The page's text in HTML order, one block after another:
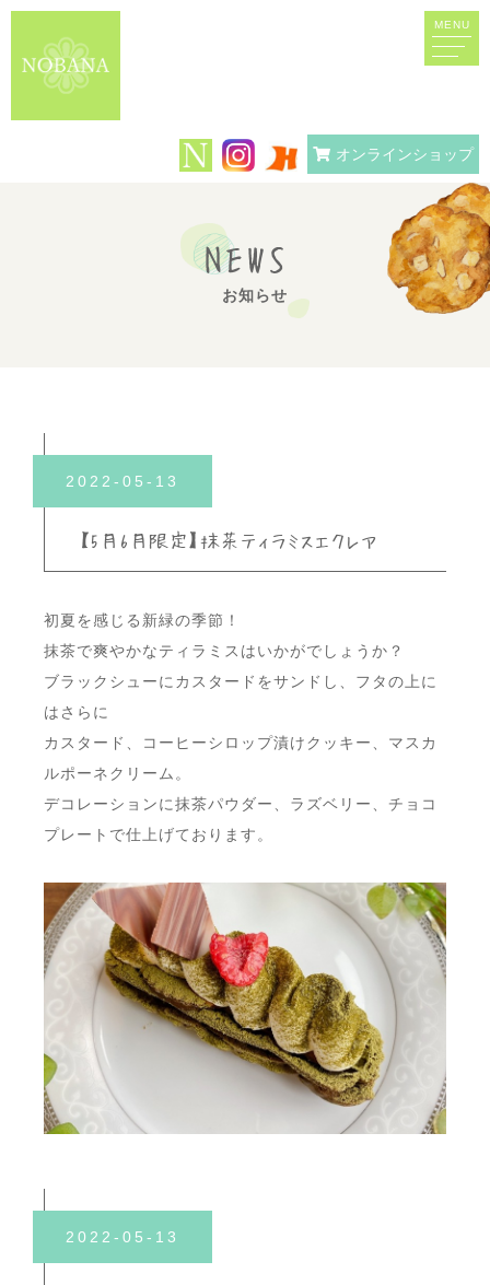
オンラインショップ
NEWS
お知らせ
2022-05-13
【5月6月限定】抹茶ティラミスエクレア
初夏を感じる新緑の季節！
抹茶で爽やかなティラミスはいかがでしょうか？
ブラックシューにカスタードをサンドし、フタの上に
はさらに
カスタード、コーヒーシロップ漬けクッキー、マスカ
ルポーネクリーム。
デコレーションに抹茶パウダー、ラズベリー、チョコ
プレートで仕上げております。
2022-05-13
MENU